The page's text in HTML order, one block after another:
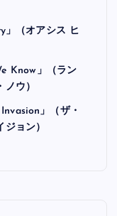
」（オアシス ヒ
Know」（ラン
ウ）
」（ザ・
ョン）